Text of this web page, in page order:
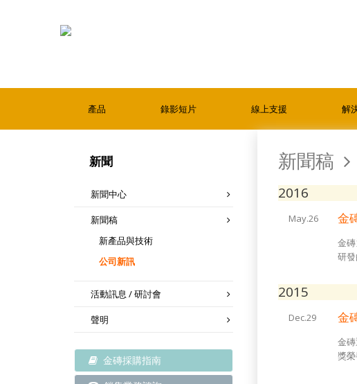
產品 錄影短片 線上支援 解
新聞
新聞中心
新聞稿
新產品與技術
公司新訊
活動訊息 / 研討會
聲明
金磚採購指南
新聞稿
2016
May.26 金
金
研發
2015
Dec.29 金
金
獎榮